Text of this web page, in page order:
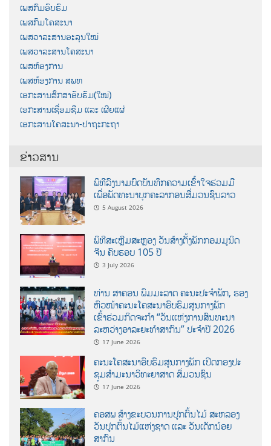
ເພສກົມອົບຮົມ
ເພສກົມໂຄສະນາ
ເພສວາລະສານອະລຸນໃໝ່
ເພສວາລະສານໂຄສະນາ
ເພສຫ້ອງການ
ເພສຫ້ອງການ ສພທ
ເອກະສານສຶກສາອົບຮົມ(ໃໝ່)
ເອກະສານເຊື່ອມຊືມ ແລະ ເຜີຍແຜ່
ເອກະສານໂຄສະນາ-ປາຖະກະຖາ
ຂ່າວສານ
ພິທີລົງນາມບົດບັນທຶກຄວາມເຂົ້າໃຈຮ່ວມມື
ເພື່ອພັດທະນາບຸກຄະລາກອນສື່ມວນຊົນລາວ
5 August 2026
ພິທີສະເຫຼີມສະຫຼອງ ວັນສ້າງຕັ້ງພັກກອມມູນິດ
ຈີນ ຄົບຮອບ 105 ປີ
3 July 2026
ທ່ານ ສາຄອນ ພົມມະລາດ ຄະນະປະຈໍາພັກ, ຮອງ
ຫົວໜ້າຄະນະໂຄສະນາອົບຮົມສູນກາງພັກ
ເຂົ້າຮ່ວມກິດຈະກຳ “ວັນແຫ່ງການສົນທະນາ
ລະຫວ່າງອາລະຍະທຳສາກົນ” ປະຈຳປີ 2026
17 June 2026
ຄະນະໂຄສະນາອົບຮົມສູນກາງພັກ ເປີດກອງປະ
ຊຸມສຳມະນາວິທະຍາສາດ ສຶ່ມວນຊົນ
17 June 2026
ຄອສພ ສ້າງຂະບວນການປູກຕົ້ນໄມ້ ສະຫລອງ
ວັນປູກຕົ້ນໄມ້ແຫ່ງຊາດ ແລະ ວັນເດັກນ້ອຍ
ສາກົນ